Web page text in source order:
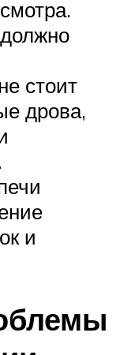
стоит
дрова,
и